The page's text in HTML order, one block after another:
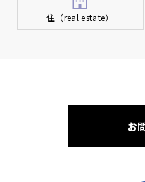
住（real estate）
お